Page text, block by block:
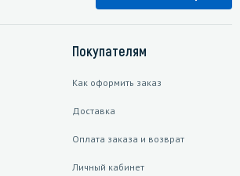
Покупателям
Как оформить заказ
Доставка
Оплата заказа и возврат
Личный кабинет